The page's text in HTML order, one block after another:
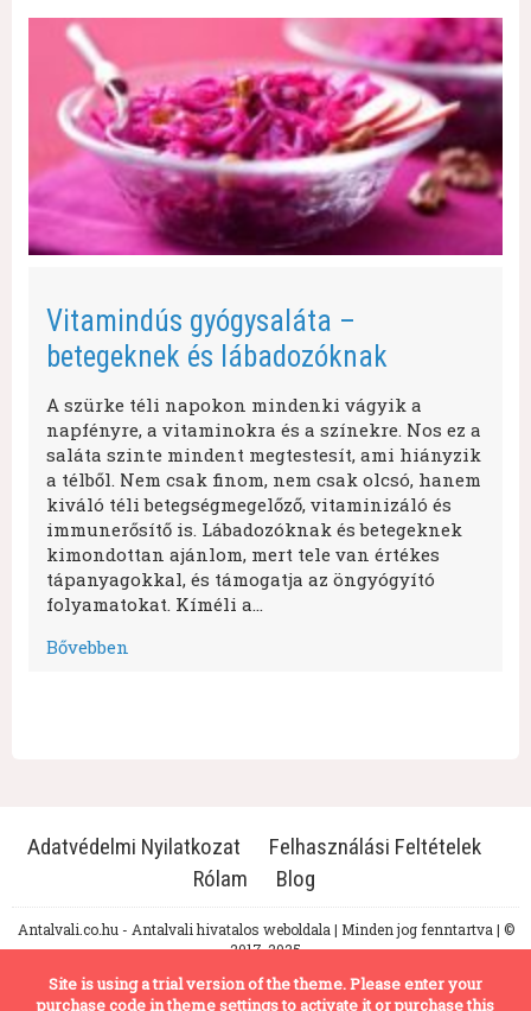
Vitamindús gyógysaláta –
betegeknek és lábadozóknak
A szürke téli napokon mindenki vágyik a
napfényre, a vitaminokra és a színekre. Nos ez a
saláta szinte mindent megtestesít, ami hiányzik
a télből. Nem csak finom, nem csak olcsó, hanem
kiváló téli betegségmegelőző, vitaminizáló és
immunerősítő is. Lábadozóknak és betegeknek
kimondottan ajánlom, mert tele van értékes
tápanyagokkal, és támogatja az öngyógyító
folyamatokat. Kíméli a…
Bővebben
Adatvédelmi Nyilatkozat
Felhasználási Feltételek
Rólam
Blog
Antalvali.co.hu - Antalvali hivatalos weboldala | Minden jog fenntartva | ©
2017-2025
Site is using a trial version of the theme. Please enter your
purchase code in theme settings to activate it orpurchase this